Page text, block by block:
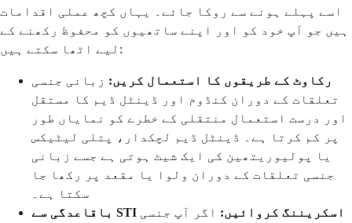
اسے پہلے ہونے سے روکا جائے۔ یہاں کچھ عملی اقدامات
ہیں جو آپ خود کو اور اپنے ساتھیوں کو محفوظ رکھنے کے
لیے اٹھا سکتے ہیں:
رکاوٹ کے طریقوں کا استعمال کریں: زبانی جنسی
تعلقات کے دوران کنڈوم اور ڈینٹل ڈیم کا مستقل
اور درست استعمال منتقلی کے خطرے کو نمایاں طور
پر کم کرتا ہے۔ ڈینٹل ڈیم لچکدار، پتلی لیٹیکس
یا پولیوریتھین کی ایک شیٹ ہوتی ہے جسے زبانی
جنسی تعلقات کے دوران ولوا یا مقعد پر رکھا جا
سکتا ہے۔
باقاعدگی سے STI اسکریننگ کروائیں: اگر آپ جنسی